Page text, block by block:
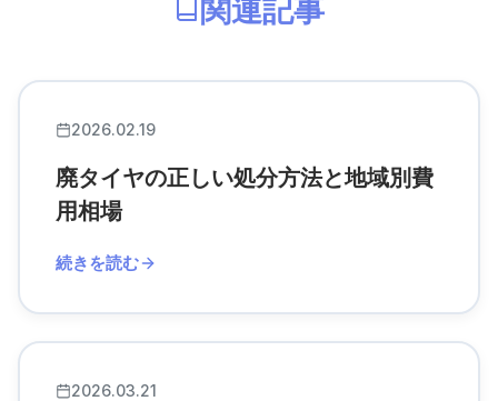
関連記事
2026.02.19
廃タイヤの正しい処分方法と地域別費
用相場
続きを読む
2026.03.21